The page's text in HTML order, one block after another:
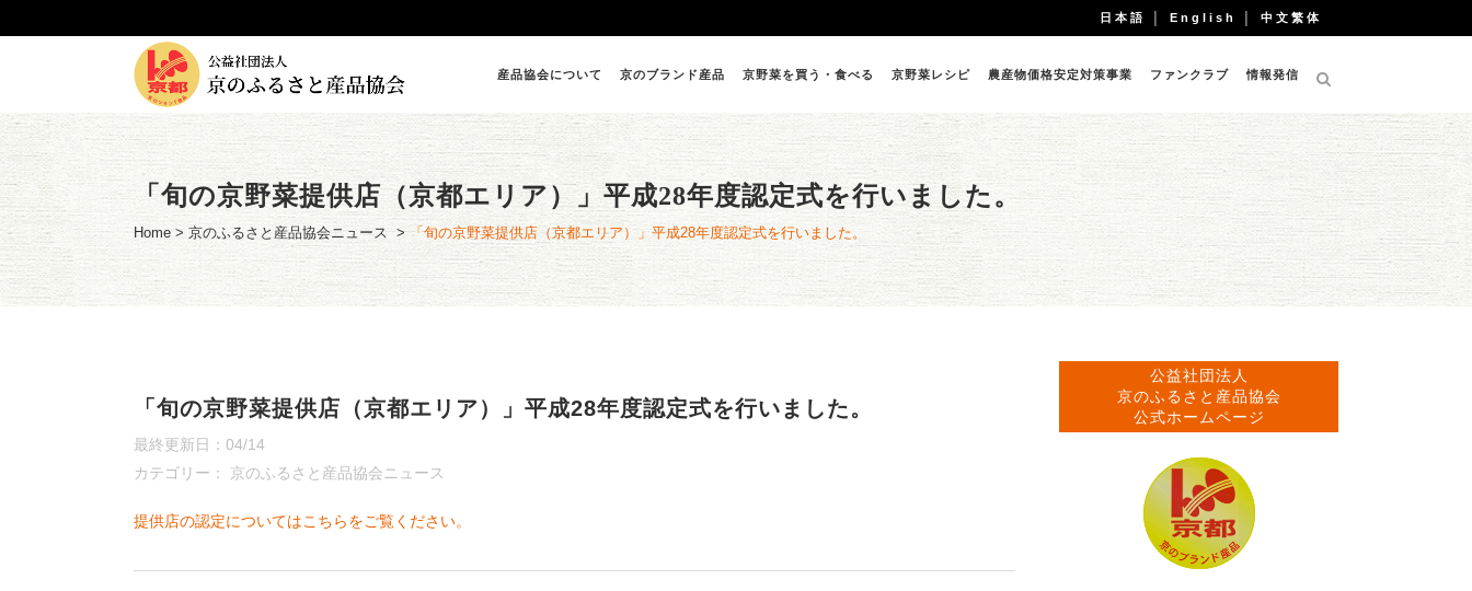
日本語 English 中文繁体
産品協会について 京のブランド産品 京野菜を買う・食べる 京野菜レシピ 農産物価格安定対策事業 ファンクラブ 情報発信
「旬の京野菜提供店（京都エリア）」平成28年度認定式を行いました。
Home > 京のふるさと産品協会ニュース > 「旬の京野菜提供店（京都エリア）」平成28年度認定式を行いました。
「旬の京野菜提供店（京都エリア）」平成28年度認定式を行いました。
最終更新日：04/14
カテゴリー： 京のふるさと産品協会ニュース
提供店の認定についてはこちらをご覧ください。
公益社団法人
京のふるさと産品協会
公式ホームページ